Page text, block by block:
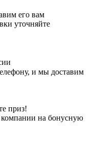
его вам
уточняйте
и мы доставим
приз!
на бонусную